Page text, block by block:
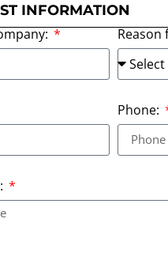
INFORMATION
Reason
Phone: